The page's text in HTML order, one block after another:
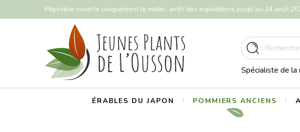
Pépinière ouverte uniquement le matin, arrêt des expéditions jusqu'au 24 août
Spécialiste de la
ÉRABLES DU JAPON POMMIERS ANCIENS